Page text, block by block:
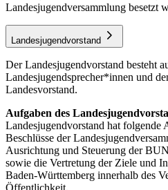
Landesjugendversammlung besetzt
Landesjugendvorstand
Der Landesjugendvorstand besteht
Landesjugendsprecher*innen und
Landesvorstand.
Aufgaben des
Landesjugendvorstand hat folgende
Beschlüsse der
Ausrichtung und Steuerung der
sowie die Vertretung der Ziele und
Baden-Württemberg innerhalb des
Öffentlichkeit.